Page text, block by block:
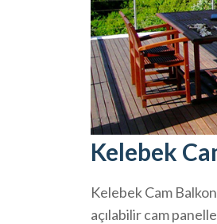
Kelebek
Kelebek Cam
açılabilir cam